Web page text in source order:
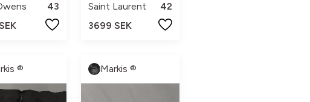
43
Saint Laurent
42
3699 SEK
® Markis ®